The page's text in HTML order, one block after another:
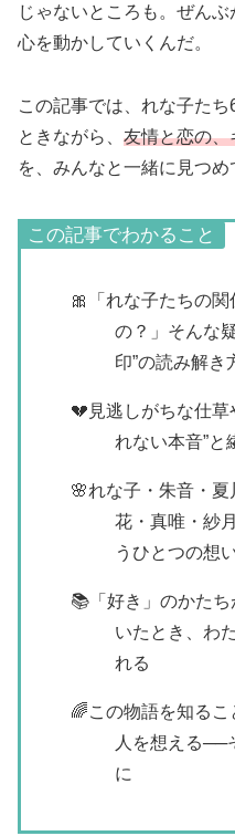
じゃないところも。ぜん
心を動かしていくんだ。
この記事では、れな子た
ときながら、 友情と恋の、
を、みんなと一緒に見つめ
この記事でわかること
🎀「れな子たちの
の？」そんな
印”の読み解き
💔見逃しがちな仕草
れない本音”と
🌸れな子・朱音・
花・真唯・紗
うひとつの想
📚「好き」のかた
いたとき、わ
れる
🌈この物語を知る
人を想える──
に